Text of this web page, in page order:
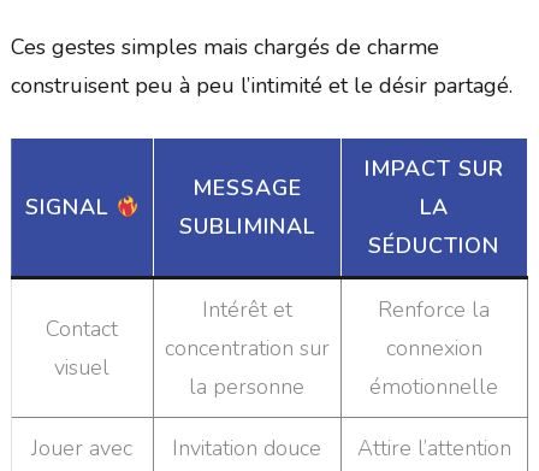
Ces gestes simples mais chargés de charme
construisent peu à peu l’intimité et le désir partagé.
SIGNAL
MESSAGE
SUBLIMINAL
IMPACT SUR
LA
SÉDUCTION
Contact
visuel
Intérêt et
concentration sur
la personne
Renforce la
connexion
émotionnelle
Jouer avec
Invitation douce
Attire l’attention